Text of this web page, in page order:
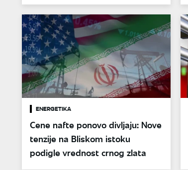
ENERGETIKA
Cene nafte ponovo divljaju: Nove
tenzije na Bliskom istoku
podigle vrednost crnog zlata